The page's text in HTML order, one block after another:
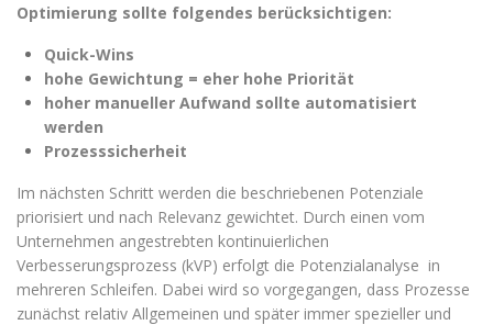
Optimierung sollte folgendes berücksichtigen:
Quick-Wins
hohe Gewichtung = eher hohe Priorität
hoher manueller Aufwand sollte automatisiert
werden
Prozesssicherheit
Im nächsten Schritt werden die beschriebenen Potenziale
priorisiert und nach Relevanz gewichtet. Durch einen vom
Unternehmen angestrebten kontinuierlichen
Verbesserungsprozess (kVP) erfolgt die Potenzialanalyse in
mehreren Schleifen. Dabei wird so vorgegangen, dass Prozesse
zunächst relativ Allgemeinen und später immer spezieller und